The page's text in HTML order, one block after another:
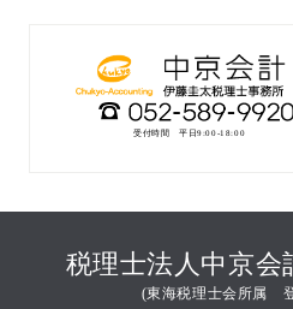
受付時間 平日9:00-18:00
税理士法人中京
(東海税理士会所属